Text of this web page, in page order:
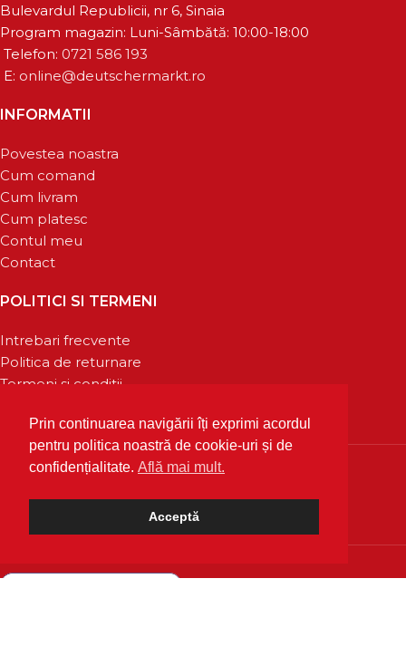
Prin continuarea navigării îți exprimi acordul
pentru politica noastră de cookie-uri și de
confidențialitate. Află mai mult.
Acceptă
Bulevardul Republicii, nr 6, Sinaia
Program magazin: Luni-Sâmbătă: 10:00-18:00
Telefon: 0721 586 193
E: online@deutschermarkt.ro
INFORMATII
Povestea noastra
Cum comand
Cum livram
Cum platesc
Contul meu
Contact
POLITICI SI TERMENI
Intrebari frecvente
Politica de returnare
Termeni si conditii